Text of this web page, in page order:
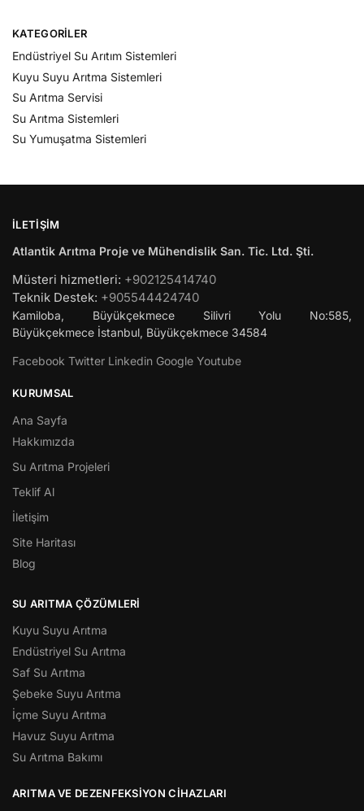
KATEGORILER
Endüstriyel Su Arıtım Sistemleri
Kuyu Suyu Arıtma Sistemleri
Su Arıtma Servisi
Su Arıtma Sistemleri
Su Yumuşatma Sistemleri
İLETIŞIM
Atlantik Arıtma Proje ve Mühendislik San. Tic. Ltd. Şti.
Müsteri hizmetleri: +902125414740
Teknik Destek: +905544424740
Kamiloba, Büyükçekmece Silivri Yolu No:585,
Büyükçekmece İstanbul, Büyükçekmece 34584
Facebook Twitter Linkedin Google Youtube
KURUMSAL
Ana Sayfa
Hakkımızda
Su Arıtma Projeleri
Teklif Al
İletişim
Site Haritası
Blog
SU ARITMA ÇÖZÜMLERI
Kuyu Suyu Arıtma
Endüstriyel Su Arıtma
Saf Su Arıtma
Şebeke Suyu Arıtma
İçme Suyu Arıtma
Havuz Suyu Arıtma
Su Arıtma Bakımı
ARITMA VE DEZENFEKSIYON CIHAZLARI